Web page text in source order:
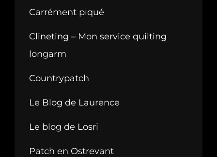
Carrément piqué
Clineting – Mon service quilting
longarm
Countrypatch
Le Blog de Laurence
Le blog de Losri
Patch en Ostrevant